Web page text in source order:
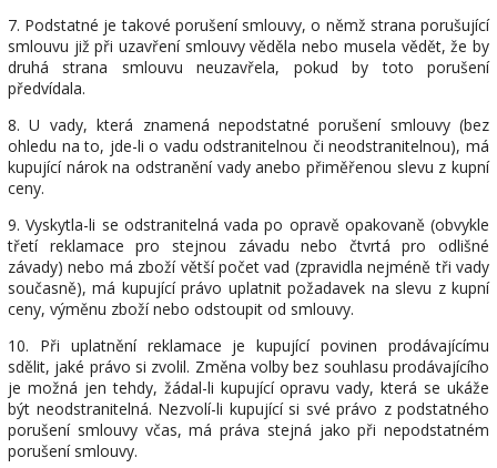
7. Podstatné je takové porušení smlouvy, o němž strana porušující
smlouvu již při uzavření smlouvy věděla nebo musela vědět, že by
druhá strana smlouvu neuzavřela, pokud by toto porušení
předvídala.
8. U vady, která znamená nepodstatné porušení smlouvy (bez
ohledu na to, jde-li o vadu odstranitelnou či neodstranitelnou), má
kupující nárok na odstranění vady anebo přiměřenou slevu z kupní
ceny.
9. Vyskytla-li se odstranitelná vada po opravě opakovaně (obvykle
třetí reklamace pro stejnou závadu nebo čtvrtá pro odlišné
závady) nebo má zboží větší počet vad (zpravidla nejméně tři vady
současně), má kupující právo uplatnit požadavek na slevu z kupní
ceny, výměnu zboží nebo odstoupit od smlouvy.
10. Při uplatnění reklamace je kupující povinen prodávajícímu
sdělit, jaké právo si zvolil. Změna volby bez souhlasu prodávajícího
je možná jen tehdy, žádal-li kupující opravu vady, která se ukáže
být neodstranitelná. Nezvolí-li kupující si své právo z podstatného
porušení smlouvy včas, má práva stejná jako při nepodstatném
porušení smlouvy.